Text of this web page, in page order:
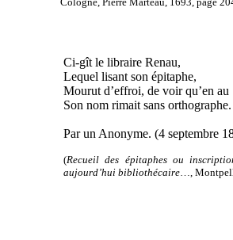
Ci-gît le libraire Renau,
Lequel lisant son épitaphe,
Mourut d’effroi, de voir qu’en au
Son nom rimait sans orthographe.
Par un Anonyme. (4 septembre
(Recueil des épitaphes ou
aujourd’hui bibliothécaire…,